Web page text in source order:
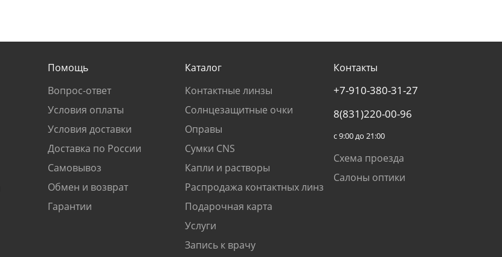
Помощь
Вопрос-ответ
Условия оплаты
Условия доставки
Доставка по России
Самовывоз
Обмен и возврат
Гарантии
Каталог
Контактные линзы
Солнцезащитные очки
Оправы
Сумки CNS
Капли и растворы
Распродажа контактных линз
Подарочная карта
Услуги
Запись к врачу
Контакты
+7-910-380-31-27
8(831)220-00-96
с 9:00 до 21:00
Схема проезда
Салоны оптики